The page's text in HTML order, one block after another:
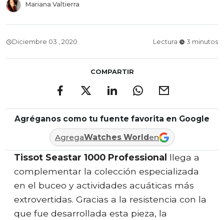
Mariana Valtierra
Diciembre 03 , 2020 Lectura 3 minutos
COMPARTIR
Agréganos como tu fuente favorita en Google
AgregaWatches Worlden
Tissot Seastar 1000 Professional llega a
complementar la colección especializada
en el buceo y actividades acuáticas más
extrovertidas. Gracias a la resistencia con la
que fue desarrollada esta pieza, la